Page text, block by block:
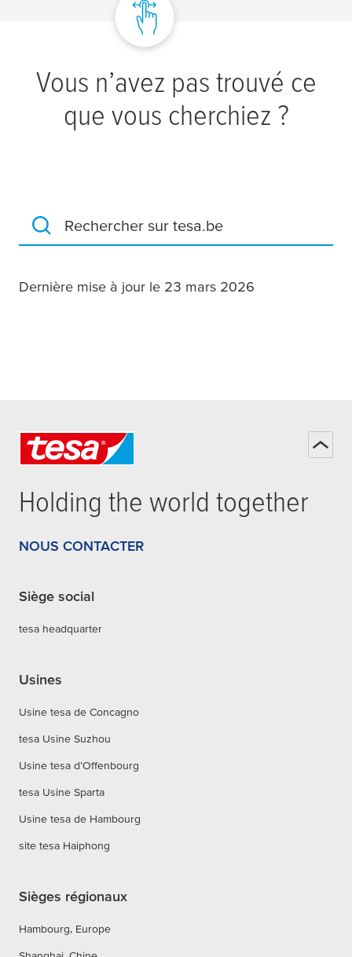
Vous n’avez pas trouvé ce
que vous cherchiez ?
Rechercher sur tesa.be
Dernière mise à jour le 23 mars 2026
Holding the world together
NOUS CONTACTER
Siège social
tesa headquarter
Usines
Usine tesa de Concagno
tesa Usine Suzhou
Usine tesa d’Offenbourg
tesa Usine Sparta
Usine tesa de Hambourg
site tesa Haiphong
Sièges régionaux
Hambourg, Europe